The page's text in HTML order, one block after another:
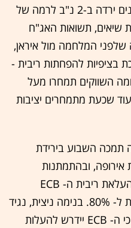
יחסית, כאשר התשואה ל-10 שנים ירדה ב-2 נ"ב לרמה של
שיאים, תשואות האג"ח
שלפני המלחמה מול איראן,
בציפיות להפחתות ריבית -
השווקים תמחרו מעל
שכעת מתמחרים יציבות
תמכה השבוע בירידת
אירופה, ובהתמתנות
ההסתברות הגלומה בשווקים להעלאת ריבית ה- ECB
בפגישה הקרובה ביוני אל מתחת ל- 80%. בנימה ניצית, נגיד
הבנק המרכזי של גרמניה אמר כי ה- ECB יידרש להעלות